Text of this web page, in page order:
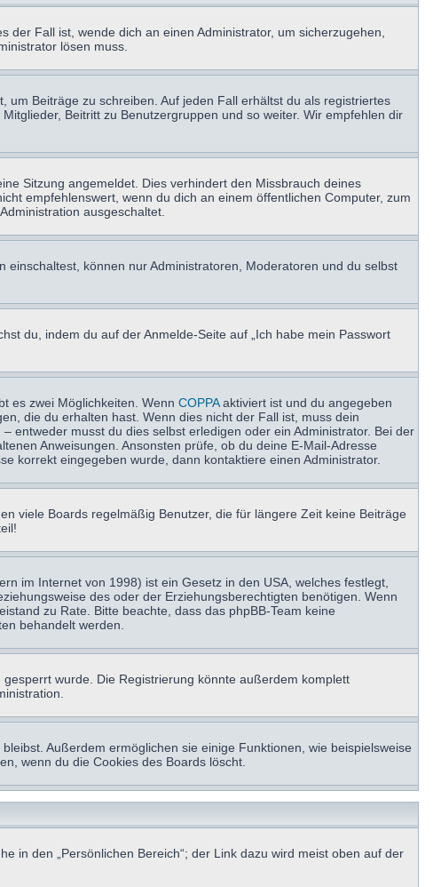
Fall ist, wende dich an einen Administrator, um sicherzugehen,
lösen muss.
Beiträge zu schreiben. Auf jeden Fall erhältst du als registriertes
Beitritt zu Benutzergruppen und so weiter. Wir empfehlen dir
Sitzung angemeldet. Dies verhindert den Missbrauch deines
empfehlenswert, wenn du dich an einem öffentlichen Computer, zum
ausgeschaltet.
einschaltest, können nur Administratoren, Moderatoren und du selbst
du, indem du auf der Anmelde-Seite auf „Ich habe mein Passwort
es zwei Möglichkeiten. Wenn COPPAaktiviert ist und du angegeben
die du erhalten hast. Wenn dies nicht der Fall ist, muss dein
entweder musst du dies selbst erledigen oder ein Administrator. Bei der
Anweisungen. Ansonsten prüfe, ob du deine E-Mail-Adresse
korrekt eingegeben wurde, dann kontaktiere einen Administrator.
viele Boards regelmäßig Benutzer, die für längere Zeit keine Beiträge
im Internet von 1998) ist ein Gesetz in den USA, welches festlegt,
des oder der Erziehungsberechtigten benötigen. Wenn
zu Rate. Bitte beachte, dass das phpBB-Team keine
behandelt werden.
wurde. Die Registrierung könnte außerdem komplett
Außerdem ermöglichen sie einige Funktionen, wie beispielsweise
wenn du die Cookies des Boards löscht.
in den „Persönlichen Bereich“; der Link dazu wird meist oben auf der